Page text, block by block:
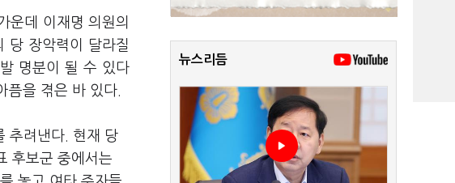
운데 이재명 의원의
당 장악력이 달라질
명분이 될 수 있다
픔을 겪은 바 있다.
추려낸다. 현재 당
후보군 중에서는
뉴스리듬